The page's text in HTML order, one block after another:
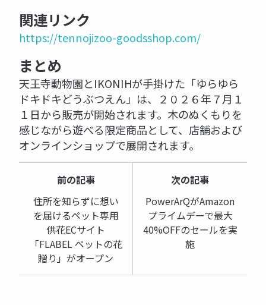
関連リンク
https://tennojizoo-goodsshop.com/
まとめ
天王寺動物園とIKONIHが手掛けた「ゆらゆら
ドキドキどうぶつえん」は、２０２６年７月１
１日から販売が開始されます。木のぬくもりを
感じながら遊べる限定商品として、店舗および
オンラインショップで展開されます。
前の記事
住所を知らずに想い
を届けるペット専用
供花ECサイト
「FLABEL ペットの花
贈り」がオープン
次の記事
PowerArQがAmazon
プライムデーで最大
40%OFFのセールを実
施